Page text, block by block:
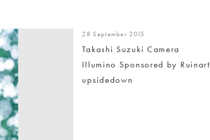
28 September 2015
Takashi Suzuki Camera
Illumino Sponsored by Ruinart
upsidedown